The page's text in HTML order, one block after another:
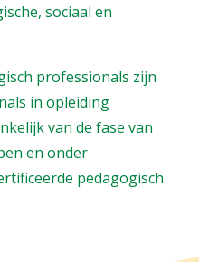
sociaal en
professionals zijn
in opleiding
van de fase van
en onder
pedagogisch